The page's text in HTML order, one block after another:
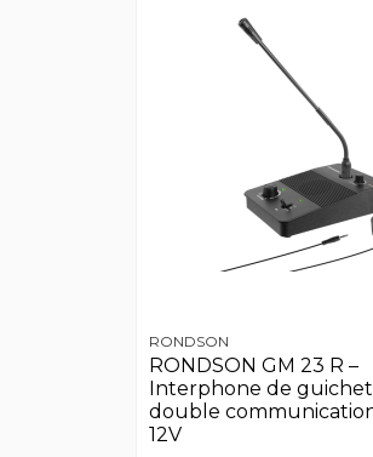
RONDSON
RONDSON GM 23 R –
Interphone de guichet
double
12V